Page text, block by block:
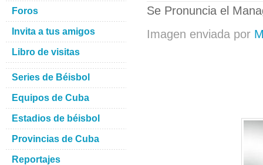
Se Pronuncia el
Imagen enviada por
Foros
Invita a tus amigos
Libro de visitas
Series de Béisbol
Equipos de Cuba
Estadios de béisbol
Provincias de Cuba
Reportajes